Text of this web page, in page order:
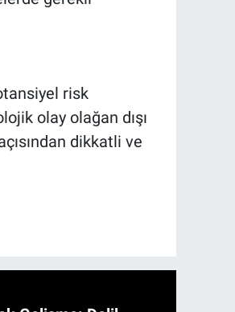
risk
olay olağan dışı
dikkatli ve